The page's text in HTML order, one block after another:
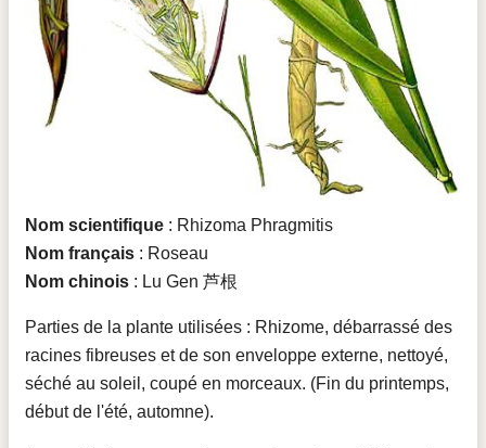
Nom scientifique : Rhizoma Phragmitis
Nom français : Roseau
Nom chinois : Lu Gen 芦根
Parties de la plante utilisées : Rhizome, débarrassé des
racines fibreuses et de son enveloppe externe, nettoyé,
séché au soleil, coupé en morceaux. (Fin du printemps,
début de l'été, automne).